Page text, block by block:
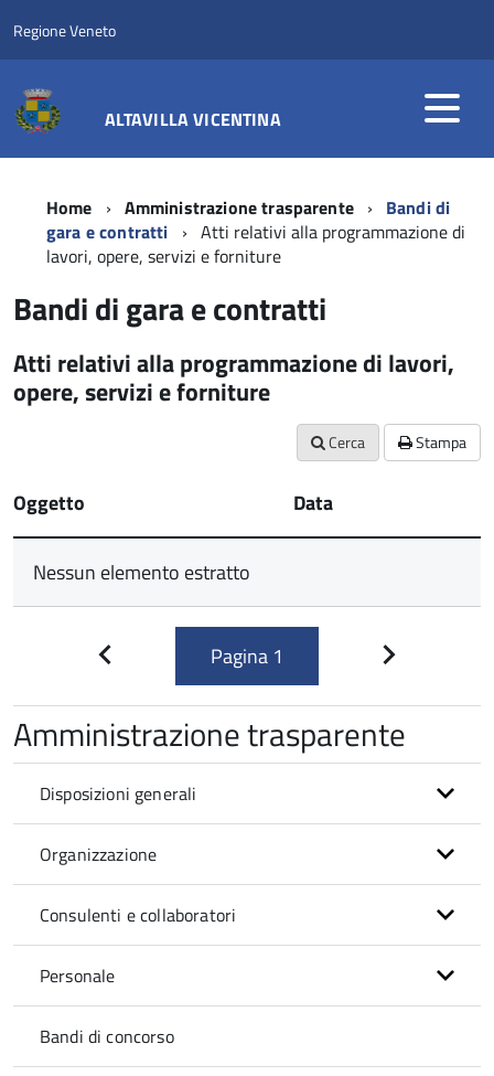
Regione Veneto
ALTAVILLA VICENTINA
Home Amministrazione trasparente
Bandi di
gara e contratti
Atti relativi alla programmazione di
lavori, opere, servizi e forniture
Bandi di gara e contratti
Atti relativi alla programmazione di lavori,
opere, servizi e forniture
Cerca Stampa
Oggetto Data
Nessun elemento estratto
Pagina 1
Amministrazione trasparente
Disposizioni generali
Organizzazione
Consulenti e collaboratori
Personale
Bandi di concorso